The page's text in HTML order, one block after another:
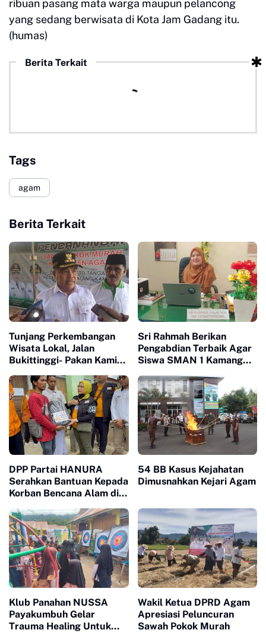
ribuan pasang mata warga maupun pelancong
yang sedang berwisata di Kota Jam Gadang itu.
(humas)
Berita Terkait
Tags
agam
Berita Terkait
Tunjang Perkembangan
Wisata Lokal, Jalan
Bukittinggi- Pakan Kamih
Sri Rahmah Berikan
Pengabdian Terbaik Agar
Siswa SMAN 1 Kamang
Di Kampus Nasional
DPP Partai HANURA
Serahkan Bantuan Kepada
Korban Bencana Alam di
54 BB Kasus Kejahatan
Dimusnahkan Kejari Agam
Klub Panahan NUSSA
Payakumbuh Gelar
Trauma Healing Untuk
Wakil Ketua DPRD Agam
Apresiasi Peluncuran
Sawah Pokok Murah